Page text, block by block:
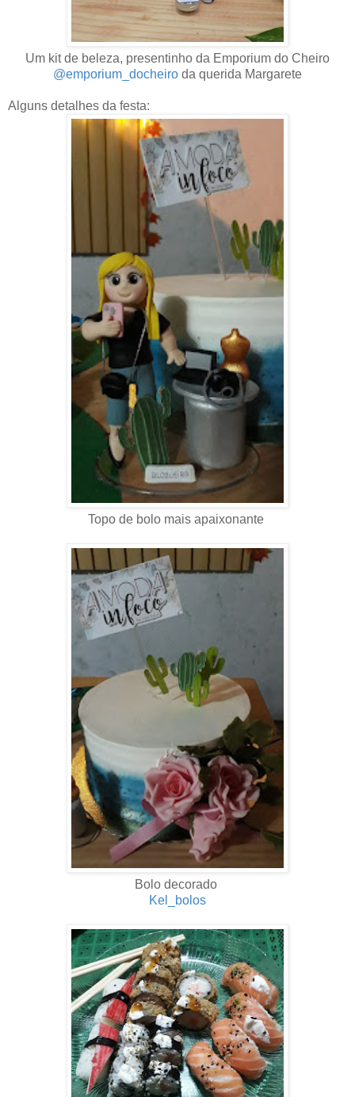
Um kit de beleza, presentinho da Emporium do Cheiro
@emporium_docheiro da querida Margarete
Alguns detalhes da festa:
Topo de bolo mais apaixonante
Bolo decorado
Kel_bolos